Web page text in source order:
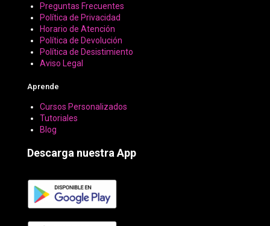
Preguntas Frecuentes
Política de Privacidad
Horario de Atención
Política de Devolución
Política de Desistimiento
Aviso Legal
Aprende
Cursos Personalizados
Tutoriales
Blog
Descarga nuestra App